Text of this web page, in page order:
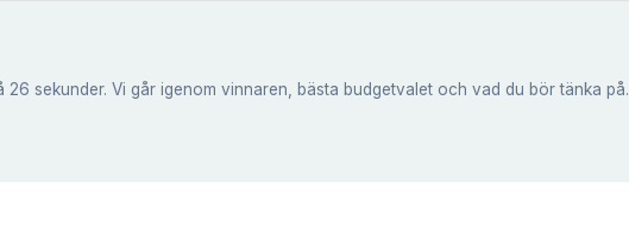
26 sekunder. Vi går igenom vinnaren, bästa budgetvalet och vad du bör tänka på.